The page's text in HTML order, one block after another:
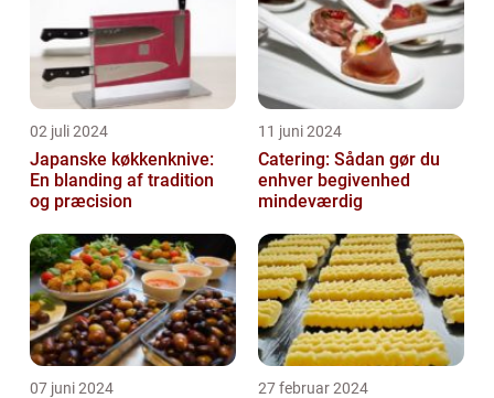
02 juli 2024
Japanske køkkenknive:
En blanding af tradition
og præcision
11 juni 2024
Catering: Sådan gør du
enhver begivenhed
mindeværdig
07 juni 2024 27 februar 2024